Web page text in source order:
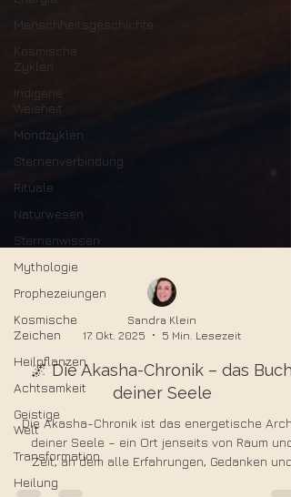
Menschheitsgeschichte
Kosmische
Zyklen
Indigene
Weisheit
Mondzyklen
Sternenverbindung
Rituale
Naturwesen
Sternenwissen
Mythologie
Prophezeiungen
Kosmische
Zeichen
Heilpflanzen
Achtsamkeit
Geistige
Welt
Transformation
Heilung
17. Okt. 2025
5 Min. Lesezeit
🌌 Die Akasha-Chronik – das Buch
deiner Seele
Die Akasha-Chronik ist das energetische
deiner Seele – ein Ort jenseits von Raum und
Zeit, an dem alle Erfahrungen, Gedanken und